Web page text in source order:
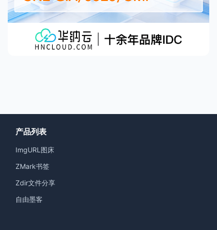
产品列表
ImgURL图床
ZMark书签
Zdir文件分享
自由墨客